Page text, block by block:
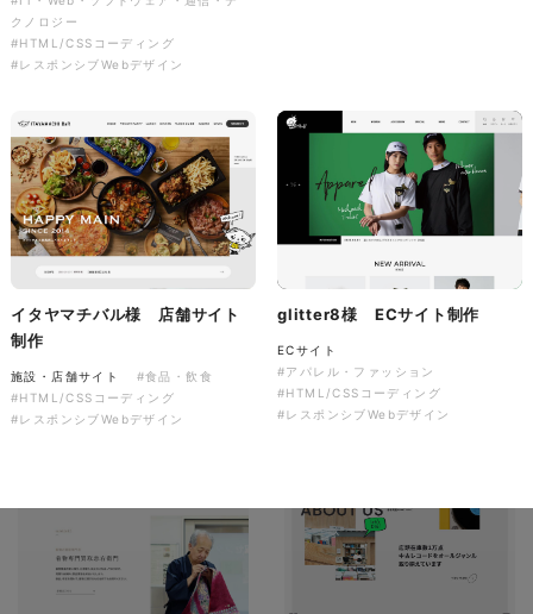
コーポレートサイト
#介護・福祉
#HTML/CSSコーディング
#レスポンシブWebデザイン
クノロジー
#HTML/CSSコーディング
#レスポンシブWebデザイン
イタヤマチバル様 店舗サイト
制作
施設・店舗サイト
#食品・飲食
#HTML/CSSコーディング
#レスポンシブWebデザイン
glitter8様 ECサイト制作
ECサイト
#アパレル・ファッション
#HTML/CSSコーディング
#レスポンシブWebデザイン